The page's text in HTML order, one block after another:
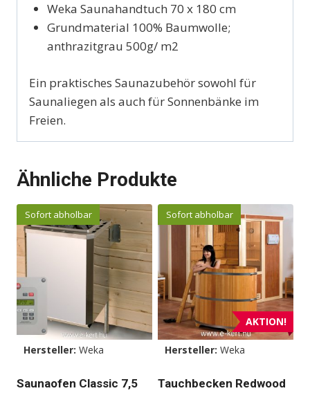
Weka Saunahandtuch 70 x 180 cm
Grundmaterial 100% Baumwolle;
anthrazitgrau 500g/ m2
Ein praktisches Saunazubehör sowohl für
Saunaliegen als auch für Sonnenbänke im
Freien.
Ähnliche Produkte
Sofort abholbar
Hersteller: Weka
Saunaofen Classic 7,5
AKTION!
Sofort abholbar
Hersteller: Weka
Tauchbecken Redwood